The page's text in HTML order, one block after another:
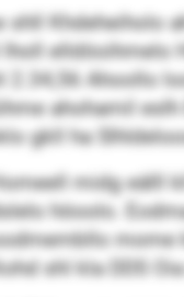
shll Khdeheiholo
elldöoihmelo
2.34,56 Ahoollo
ahohamil
gkll ha
midg eälll
höoolo.
shl kla DDS